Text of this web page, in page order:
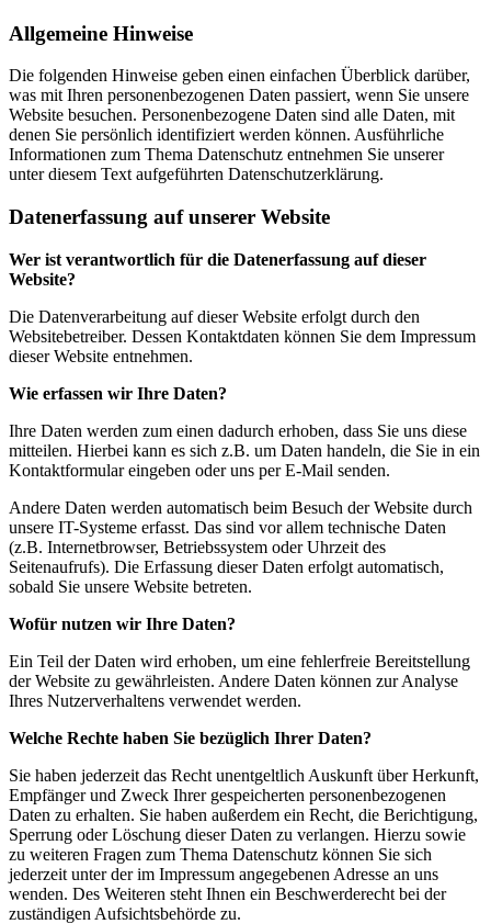
Allgemeine Hinweise
Die folgenden Hinweise geben einen einfachen Überblick darüber,
was mit Ihren personenbezogenen Daten passiert, wenn Sie unsere
Website besuchen. Personenbezogene Daten sind alle Daten, mit
denen Sie persönlich identifiziert werden können. Ausführliche
Informationen zum Thema Datenschutz entnehmen Sie unserer
unter diesem Text aufgeführten Datenschutzerklärung.
Datenerfassung auf unserer Website
Wer ist verantwortlich für die Datenerfassung auf dieser
Website?
Die Datenverarbeitung auf dieser Website erfolgt durch den
Websitebetreiber. Dessen Kontaktdaten können Sie dem Impressum
dieser Website entnehmen.
Wie erfassen wir Ihre Daten?
Ihre Daten werden zum einen dadurch erhoben, dass Sie uns diese
mitteilen. Hierbei kann es sich z.B. um Daten handeln, die Sie in ein
Kontaktformular eingeben oder uns per E-Mail senden.
Andere Daten werden automatisch beim Besuch der Website durch
unsere IT-Systeme erfasst. Das sind vor allem technische Daten
(z.B. Internetbrowser, Betriebssystem oder Uhrzeit des
Seitenaufrufs). Die Erfassung dieser Daten erfolgt automatisch,
sobald Sie unsere Website betreten.
Wofür nutzen wir Ihre Daten?
Ein Teil der Daten wird erhoben, um eine fehlerfreie Bereitstellung
der Website zu gewährleisten. Andere Daten können zur Analyse
Ihres Nutzerverhaltens verwendet werden.
Welche Rechte haben Sie bezüglich Ihrer Daten?
Sie haben jederzeit das Recht unentgeltlich Auskunft über Herkunft,
Empfänger und Zweck Ihrer gespeicherten personenbezogenen
Daten zu erhalten. Sie haben außerdem ein Recht, die Berichtigung,
Sperrung oder Löschung dieser Daten zu verlangen. Hierzu sowie
zu weiteren Fragen zum Thema Datenschutz können Sie sich
jederzeit unter der im Impressum angegebenen Adresse an uns
wenden. Des Weiteren steht Ihnen ein Beschwerderecht bei der
zuständigen Aufsichtsbehörde zu.